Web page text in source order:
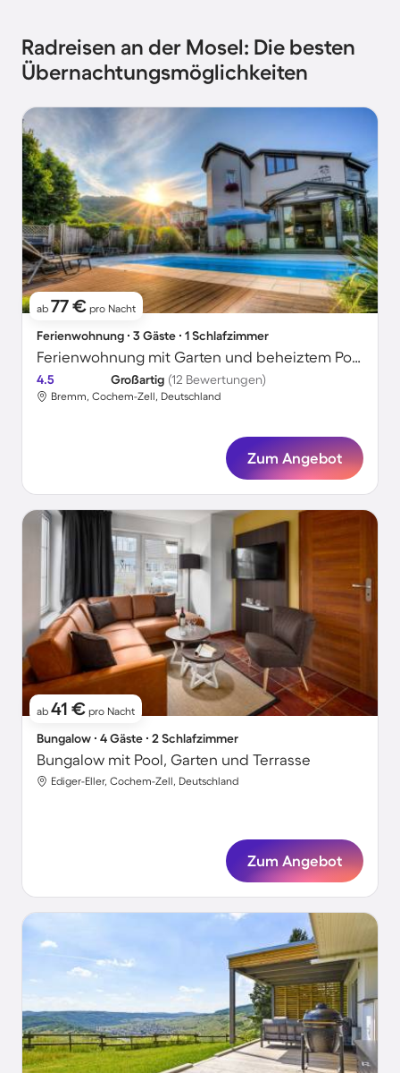
Radreisen an der Mosel: Die besten
Übernachtungsmöglichkeiten
ab 77 € pro Nacht
Ferienwohnung ∙ 3 Gäste ∙ 1 Schlafzimmer
Ferienwohnung mit Garten und beheiztem Pool
4.5 Großartig (12 Bewertungen)
Bremm, Cochem-Zell, Deutschland
Zum Angebot
ab 41 € pro Nacht
Bungalow ∙ 4 Gäste ∙ 2 Schlafzimmer
Bungalow mit Pool, Garten und Terrasse
Ediger-Eller, Cochem-Zell, Deutschland
Zum Angebot